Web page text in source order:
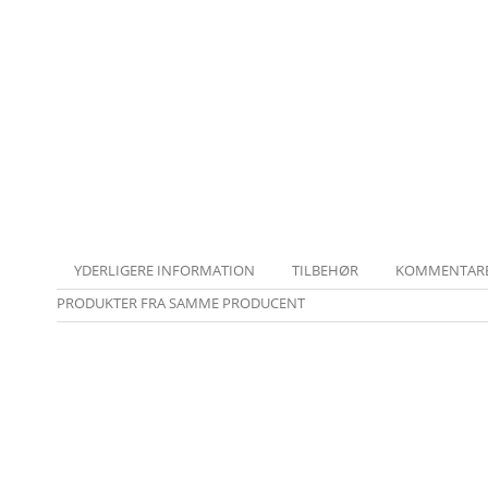
YDERLIGERE INFORMATION TILBEHØR
PRODUKTER FRA SAMME PRODUCENT